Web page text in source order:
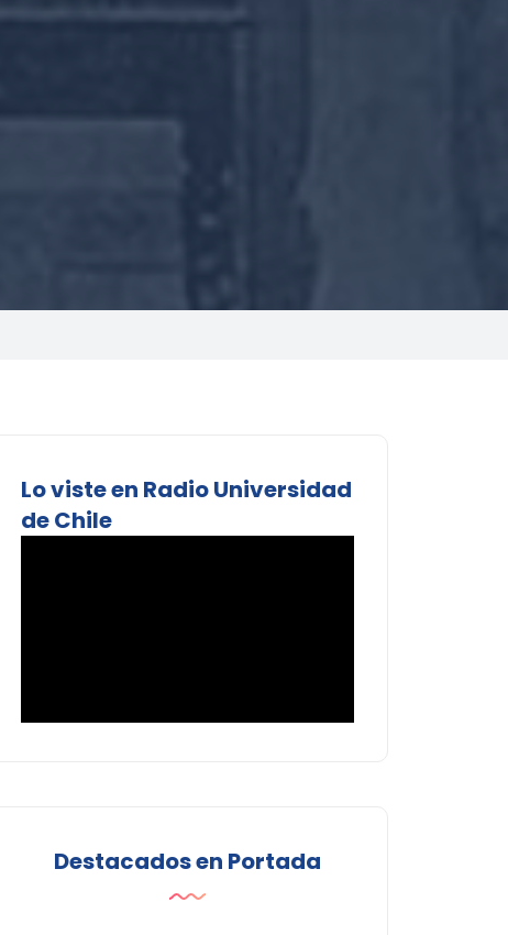
Lo viste en Radio Universidad
de Chile
Destacados en Portada